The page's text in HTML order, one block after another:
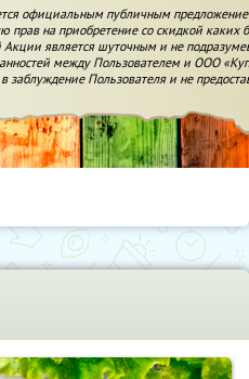
официальным публичным
прав на приобретение со скидкой каких
Акции является шуточным и не
между Пользователем и ООО
заблуждение Пользователя и не